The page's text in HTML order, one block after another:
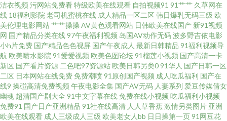
费欧美视频 午夜福利三级导航 狼友一区 a导航福利天堂 日韩一一 欧美一二
91直播啪啪 国产人妖ts伪娘 偷拍AV搬运I工 成人网在线观看 国产精品色 91无
毒精选探花 日韩无码四区 韩日中文三级在线 www人人色 亚洲黄色官网 女人
毛片黄色 成人自慰 亚洲乱纶 日韩无码三级影片 五月天超碰 另类欧美色 国产
美女 海角导航福利 超碰狠狠 91豆花影院 日韩高清色图 九一视频道免费 AV入
洁衣视频 污网站免费看特级欧美在线观看 自拍视频91 91艹艹 久草网在
线 18福利影院 老司机蜜桃在线 成人精品一区二区 韩日爆乳无码三级 欧
美伦理电影网站艹艹操操AV黄色观看网站 日韩欧美在线国产 新91视频
网 国产精品分类在线97午夜福利视频 岛国AV动作无码波多野吉依电影
小h片免费 国产精品色色视屏 国产午夜成人 最新日韩精品 91福利视频导
航 欧美喷水影院 91爱爱视频 欧美色图论坛91榴莲小视频 国产高清一卡
新区 国产看片资源 二色吧97资源站 欧美日韩另类091华人 国产日韩一区
二区 日本网站在线免费 免费潮喷91原创国产视频 成人吃瓜福利 国产在
线9 操碰高清免费视频 午夜电影全集 国产AV无码 人妻系列 爱豆传媒倩女
幽魂 超清国产剧大全 91中文字幕在线 免费在线小视频 吃瓜福利小视频
免费91 国产日产亚洲精品 91社在线高清 人人草香蕉 激情另类图片 亚洲
欧美在线观看 成人三级成人三级 欧美老女人bb 日日操第一页91网豆花